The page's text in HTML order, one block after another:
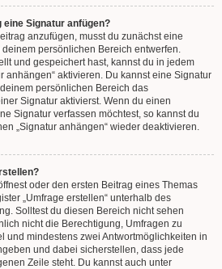
Signatur anfügen?
anzufügen, musst du zunächst eine
persönlichen Bereich entwerfen.
und gespeichert hast, kannst du in jedem
anhängen“ aktivieren. Du kannst eine Signatur
persönlichen Bereich das
Signatur aktivierst. Wenn du einen
Signatur verfassen möchtest, so kannst du
„Signatur anhängen“ wieder deaktivieren.
oder den ersten Beitrag eines Themas
„Umfrage erstellen“ unterhalb des
Solltest du diesen Bereich nicht sehen
nicht die Berechtigung, Umfragen zu
und mindestens zwei Antwortmöglichkeiten in
und dabei sicherstellen, dass jede
Zeile steht. Du kannst auch unter